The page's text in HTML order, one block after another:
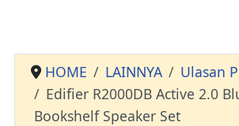
HOME LAINNYA
Ulasan
Edifier R2000DB Active 2.0
Bookshelf Speaker Set